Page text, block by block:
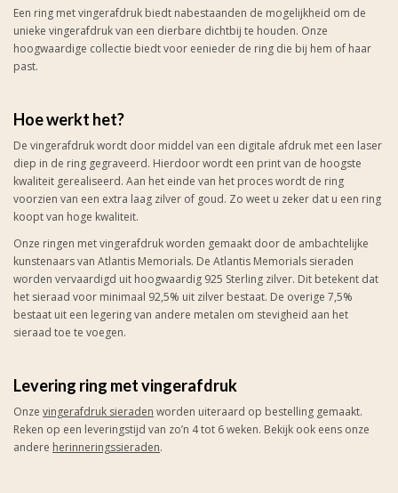
Een ring met vingerafdruk biedt nabestaanden de mogelijkheid om de
unieke vingerafdruk van een dierbare dichtbij te houden. Onze
hoogwaardige collectie biedt voor eenieder de ring die bij hem of haar
past.
Hoe werkt het?
De vingerafdruk wordt door middel van een digitale afdruk met een laser
diep in de ring gegraveerd. Hierdoor wordt een print van de hoogste
kwaliteit gerealiseerd. Aan het einde van het proces wordt de ring
voorzien van een extra laag zilver of goud. Zo weet u zeker dat u een ring
koopt van hoge kwaliteit.
Onze ringen met vingerafdruk worden gemaakt door de ambachtelijke
kunstenaars van Atlantis Memorials. De Atlantis Memorials sieraden
worden vervaardigd uit hoogwaardig 925 Sterling zilver. Dit betekent dat
het sieraad voor minimaal 92,5% uit zilver bestaat. De overige 7,5%
bestaat uit een legering van andere metalen om stevigheid aan het
sieraad toe te voegen.
Levering ring met vingerafdruk
Onze vingerafdruk sieraden worden uiteraard op bestelling gemaakt.
Reken op een leveringstijd van zo’n 4 tot 6 weken. Bekijk ook eens onze
andere herinneringssieraden.